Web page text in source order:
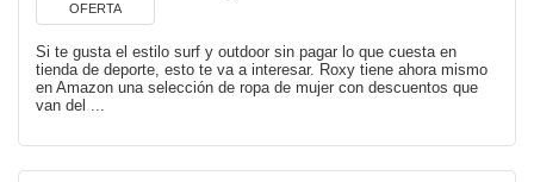
OFERTA
Si te gusta el estilo surf y outdoor sin pagar lo que cuesta en
tienda de deporte, esto te va a interesar. Roxy tiene ahora mismo
en Amazon una selección de ropa de mujer con descuentos que
van del ...